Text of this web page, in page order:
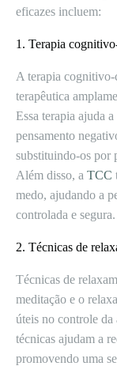
eficazes incluem:
1. Terapia
A terapia cognitivo-
terapêutica
Essa terapia ajuda
pensamento
substituindo-os por
Além disso, a TCC
medo, ajudando a
controlada e segura.
2. Técnicas de
Técnicas de
meditação e o
úteis no controle da
técnicas ajudam a
promovendo uma